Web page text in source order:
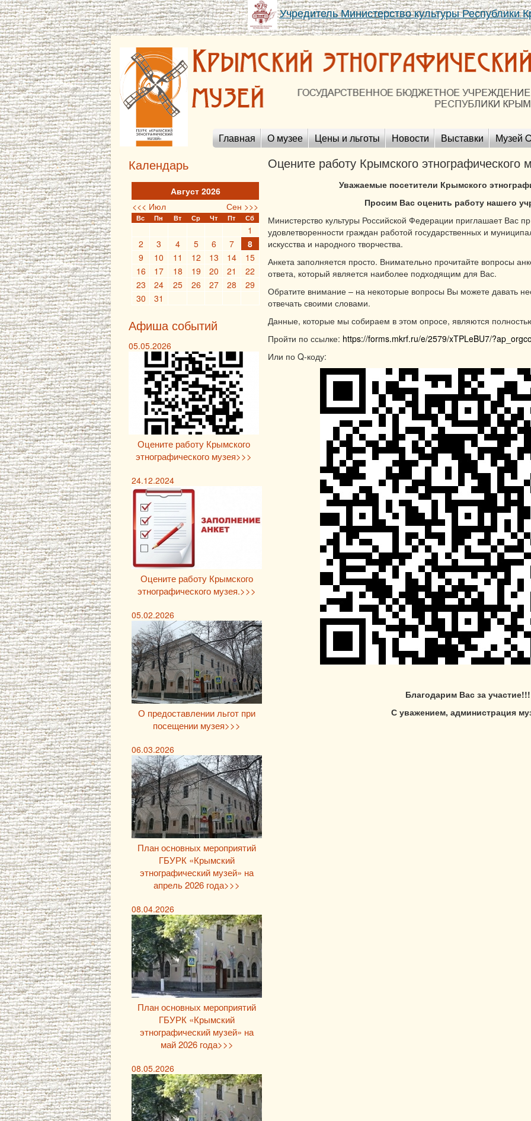
Учредитель Министерство культуры Республики
Главная О музее Цены и льготы Новости Выставки Музей
Оцените работу Крымского этнографического
Уважаемые посетители Крымского
Просим Вас оценить работу нашего
Министерство культуры Российской Федерации приглашает Вас
удовлетворенности граждан работой государственных и
искусства и народного творчества.
Анкета заполняется просто. Внимательно прочитайте вопросы
ответа, который является наиболее подходящим для Вас.
Обратите внимание – на некоторые вопросы Вы можете давать
отвечать своими словами.
Данные, которые мы собираем в этом опросе, являются
Пройти по ссылке: https://forms.mkrf.ru/e/2579/xTPLeBU7/
Или по Q-коду:
Благодарим Вас за участие!!!
С уважением, администрация
Календарь
Август 2026
<<< Июл
Сен >>>
Вс Пн Вт Ср Чт Пт Сб
1
2
3 4 5 6 7
8
9
10 11 12 13 14
15
16
17 18 19 20 21
22
23
24 25 26 27 28
29
30
31
Афиша событий
05.05.2026
Оцените работу Крымского
этнографического музея>>>
24.12.2024
Оцените работу Крымского
этнографического музея.>>>
05.02.2026
О предоставлении льгот при
посещении музея>>>
06.03.2026
План основных мероприятий
ГБУРК «Крымский
этнографический музей» на
апрель 2026 года>>>
08.04.2026
План основных мероприятий
ГБУРК «Крымский
этнографический музей» на
май 2026 года>>>
08.05.2026